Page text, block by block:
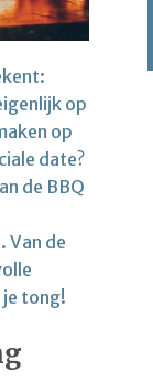
op
op
date?
de BBQ
Van de
tong!